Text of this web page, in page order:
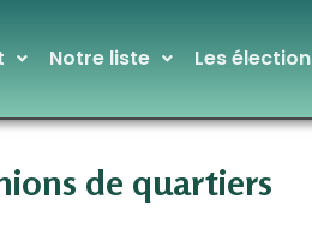
Notre liste Les
de quartiers